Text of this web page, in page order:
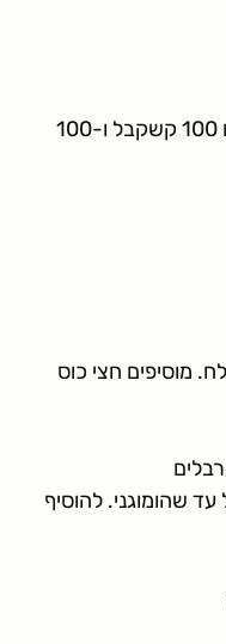
200 גר גבינת קשקבל מגוררת (או 100 קשקבל ו-100
מוסיפים חצי כוס
עד שהומוגני. להוסיף